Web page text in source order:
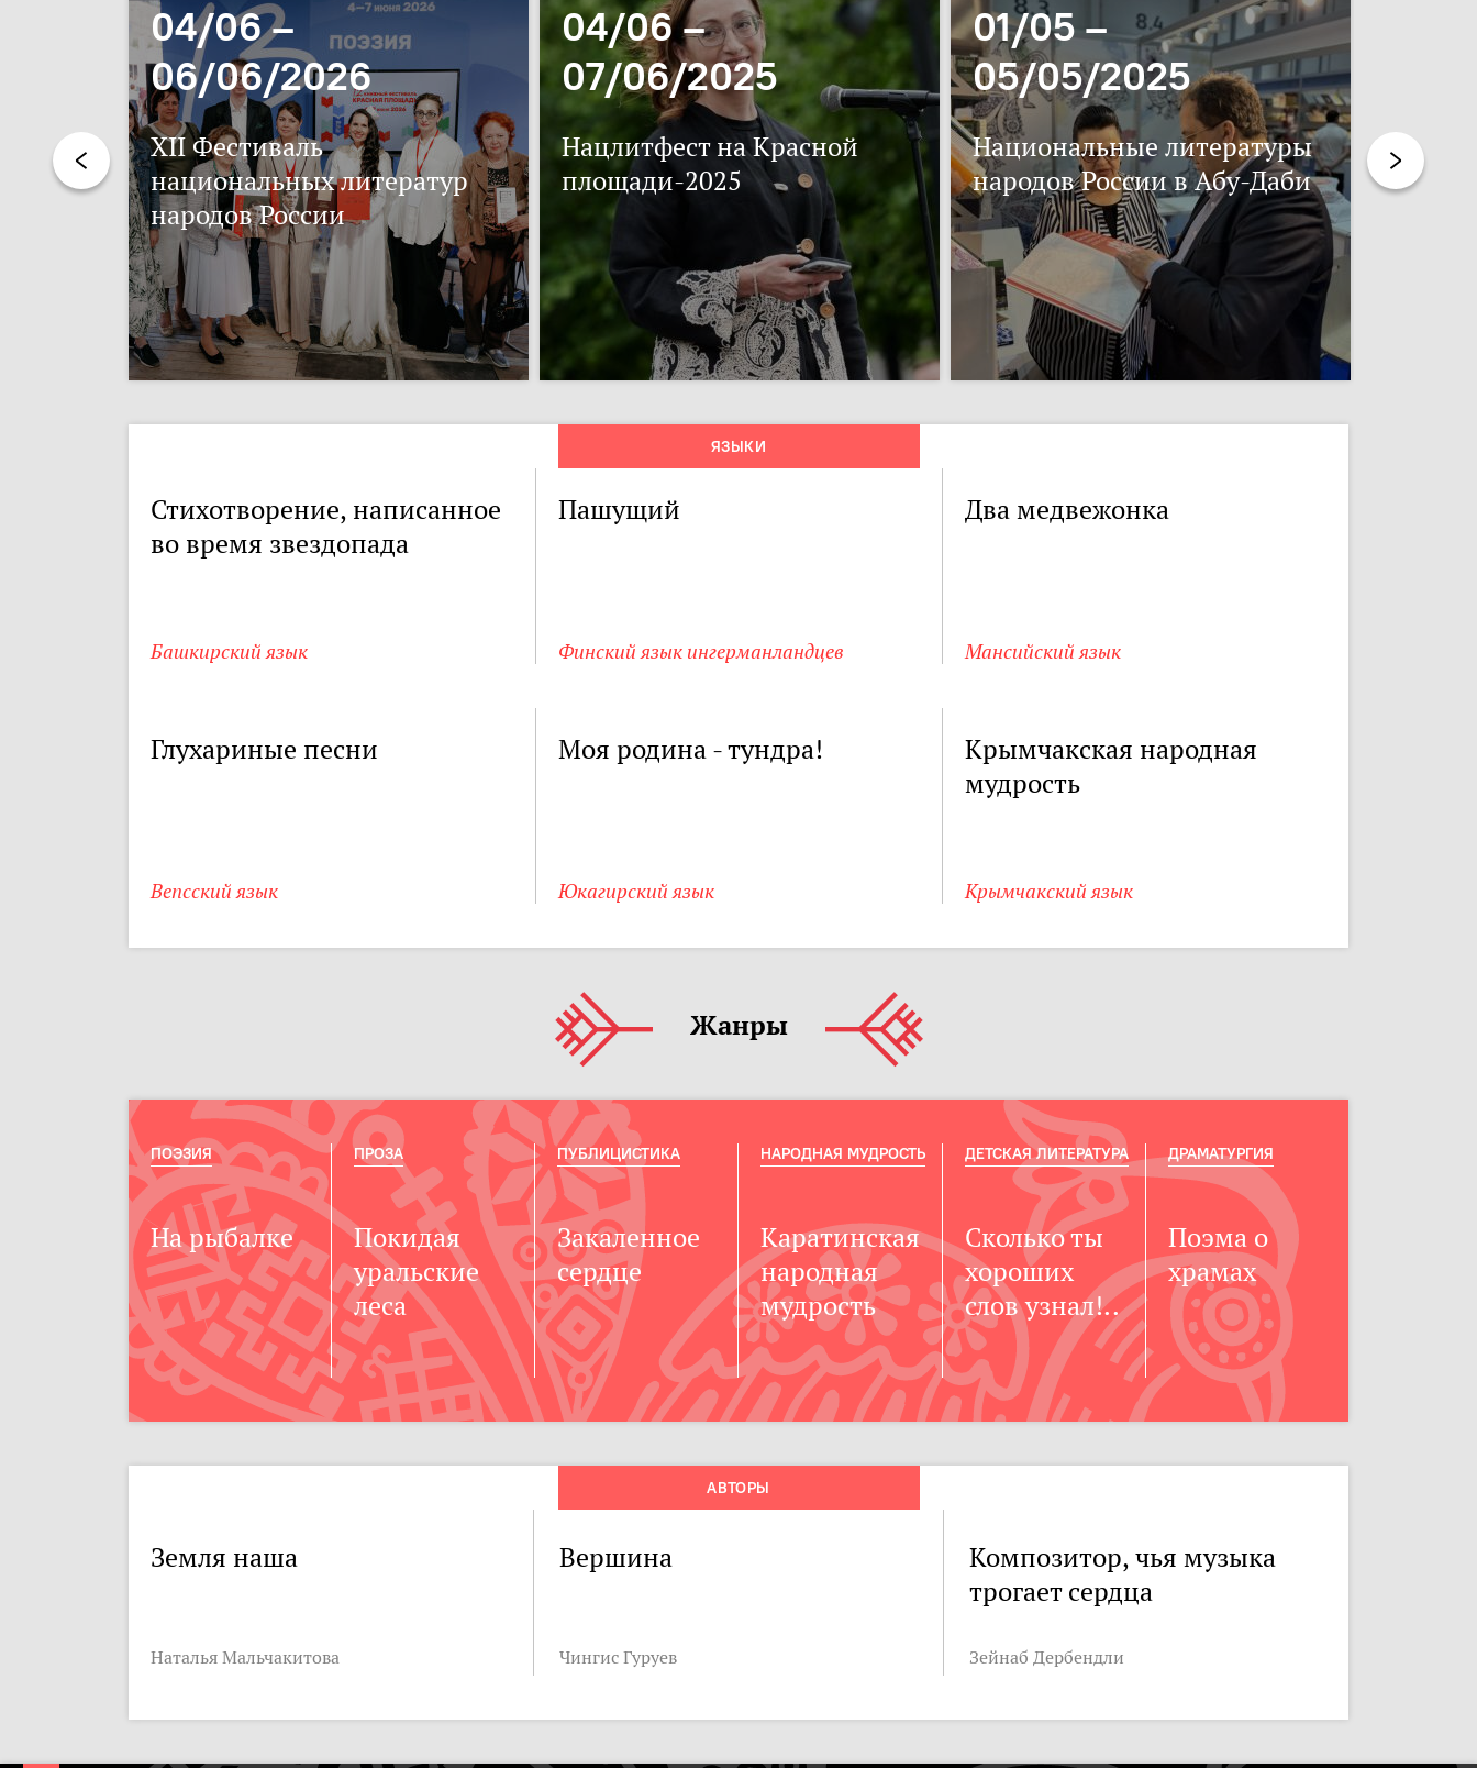
04/06 –
06/06/2026
XII Фестиваль
национальных литератур
народов России
04/06 –
07/06/2025
Нацлитфест на Красной
площади-2025
01/05 –
05/05/2025
Национальные литературы
народов России в Абу-Даби
ЯЗЫКИ
Стихотворение, написанное
во время звездопада
Башкирский язык
Пашущий
Финский язык ингерманландцев
Два медвежонка
Мансийский язык
Глухариные песни
Вепсский язык
Моя родина - тундра!
Юкагирский язык
Крымчакская народная
мудрость
Крымчакский язык
Жанры
На рыбалке
ПОЭЗИЯ
Покидая
уральские
леса
ПРОЗА
Закаленное
сердце
ПУБЛИЦИСТИКА
Каратинская
народная
мудрость
НАРОДНАЯ МУДРОСТЬ
Сколько ты
хороших
слов узнал!..
ДЕТСКАЯ ЛИТЕРАТУРА
Поэма о
храмах
ДРАМАТУРГИЯ
АВТОРЫ
Земля наша
Наталья Мальчакитова
Вершина
Чингис Гуруев
Композитор, чья музыка
трогает сердца
Зейнаб Дербендли